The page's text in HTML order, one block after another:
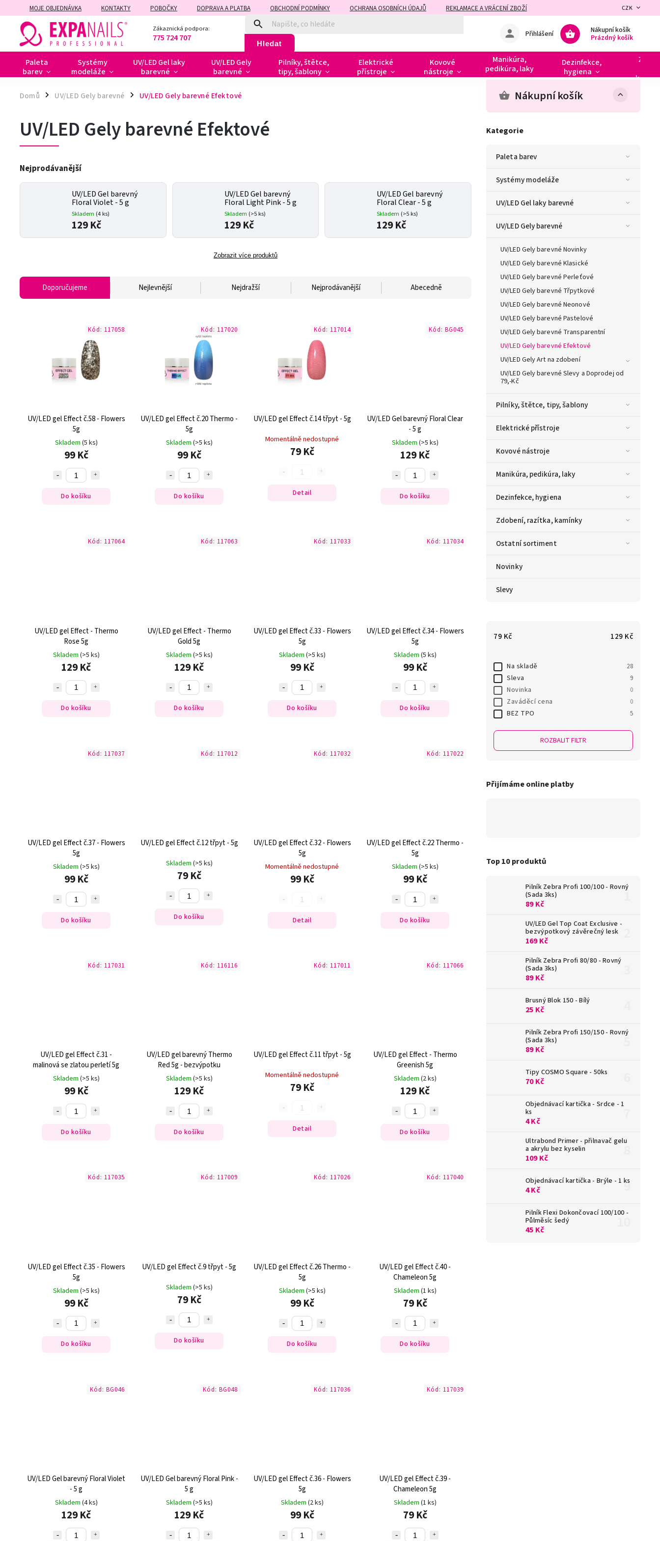
MOJE OBJEDNÁVKA KONTAKTY POBOČKY DOPRAVA A PLATBA OBCHODNÍ PODMÍNKY OCHRANA OSOBNÍCH ÚDAJŮ
REKLAMACE A VRÁCENÍ ZBOŽÍ
ZÁRUČNÍ A POZÁRUČNÍ OPRAVY
CZK
Zákaznická podpora:
775 724 707 Hledat
Nákupní košík
Prázdný košík
Přihlášení
Paleta
barev
Systémy
modeláže
UV/LED Gel laky
barevné
UV/LED Gely
barevné
Pilníky, štětce,
tipy, šablony
Elektrické
přístroje
Kovové
nástroje
Manikúra,
pedikúra, laky
Dezinfekce,
hygiena
Domů / UV/LED Gely barevné / UV/LED Gely barevné Efektové Nákupní košík
Kategorie
Paleta barev
Systémy modeláže
UV/LED Gel laky barevné
UV/LED Gely barevné
UV/LED Gely barevné Novinky
UV/LED Gely barevné Klasické
UV/LED Gely barevné Perleťové
UV/LED Gely barevné Třpytkové
UV/LED Gely barevné Neonové
UV/LED Gely barevné Pastelové
UV/LED Gely barevné Transparentní
UV/LED Gely barevné Efektové
UV/LED Gely Art na zdobení
UV/LED Gely barevné Slevy a Doprodej od
79,-Kč
Pilníky, štětce, tipy, šablony
Elektrické přístroje
Kovové nástroje
Manikúra, pedikúra, laky
Dezinfekce, hygiena
Zdobení, razítka, kamínky
Ostatní sortiment
Novinky
Slevy
79 Kč 129 Kč
Na skladě 28
Sleva 9
Novinka 0
Zaváděcí cena 0
BEZ TPO 5
ROZBALIT FILTR
Přijímáme online platby
Top 10 produktů
Pilník Zebra Profi 100/100 - Rovný
(Sada 3ks)
89 Kč
UV/LED Gel Top Coat Exclusive -
bezvýpotkový závěrečný lesk
169 Kč
Pilník Zebra Profi 80/80 - Rovný
(Sada 3ks)
89 Kč
Brusný Blok 150 - Bílý
25 Kč
Pilník Zebra Profi 150/150 - Rovný
(Sada 3ks)
89 Kč
Tipy COSMO Square - 50ks
70 Kč
Objednávací kartička - Srdce - 1
ks
4 Kč
Ultrabond Primer - přilnavač gelu
a akrylu bez kyselin
109 Kč
Objednávací kartička - Brýle - 1 ks
4 Kč
Pilník Flexi Dokončovací 100/100 -
Půlměsíc šedý
45 Kč
UV/LED Gely barevné Efektové
Nejprodávanější
UV/LED Gel barevný
Floral Violet - 5 g
Skladem (4 ks)
129 Kč
UV/LED Gel barevný
Floral Light Pink - 5 g
Skladem (>5 ks)
129 Kč
UV/LED Gel barevný
Floral Clear - 5 g
Skladem (>5 ks)
129 Kč
Zobrazit více produktů
Doporučujeme Nejlevnější Nejdražší Nejprodávanější Abecedně
UV/LED gel Effect č.58 - Flowers
5g
Skladem (5 ks)
99 Kč
Do košíku
Kód: 117058
UV/LED gel Effect č.20 Thermo -
5g
Skladem (>5 ks)
99 Kč
Do košíku
Kód: 117020
UV/LED gel Effect č.14 třpyt - 5g
Momentálně nedostupné
79 Kč
Detail
Kód: 117014
UV/LED Gel barevný Floral Clear
- 5 g
Skladem (>5 ks)
129 Kč
Do košíku
Kód: BG045
UV/LED gel Effect - Thermo
Rose 5g
Skladem (>5 ks)
129 Kč
Do košíku
Kód: 117064
UV/LED gel Effect - Thermo
Gold 5g
Skladem (>5 ks)
129 Kč
Do košíku
Kód: 117063
UV/LED gel Effect č.33 - Flowers
5g
Skladem (>5 ks)
99 Kč
Do košíku
Kód: 117033
UV/LED gel Effect č.34 - Flowers
5g
Skladem (5 ks)
99 Kč
Do košíku
Kód: 117034
UV/LED gel Effect č.37 - Flowers
5g
Skladem (>5 ks)
99 Kč
Do košíku
Kód: 117037
UV/LED gel Effect č.12 třpyt - 5g
Skladem (>5 ks)
79 Kč
Do košíku
Kód: 117012
UV/LED gel Effect č.32 - Flowers
5g
Momentálně nedostupné
99 Kč
Detail
Kód: 117032
UV/LED gel Effect č.22 Thermo -
5g
Skladem (>5 ks)
99 Kč
Do košíku
Kód: 117022
UV/LED gel Effect č.31 -
malinová se zlatou perletí 5g
Skladem (>5 ks)
99 Kč
Do košíku
Kód: 117031
UV/LED gel barevný Thermo
Red 5g - bezvýpotku
Skladem (>5 ks)
129 Kč
Do košíku
Kód: 116116
UV/LED gel Effect č.11 třpyt - 5g
Momentálně nedostupné
79 Kč
Detail
Kód: 117011
UV/LED gel Effect - Thermo
Greenish 5g
Skladem (2 ks)
129 Kč
Do košíku
Kód: 117066
UV/LED gel Effect č.35 - Flowers
5g
Skladem (>5 ks)
99 Kč
Do košíku
Kód: 117035
UV/LED gel Effect č.9 třpyt - 5g
Skladem (>5 ks)
79 Kč
Do košíku
Kód: 117009
UV/LED gel Effect č.26 Thermo -
5g
Skladem (>5 ks)
99 Kč
Do košíku
Kód: 117026
UV/LED gel Effect č.40 -
Chameleon 5g
Skladem (1 ks)
79 Kč
Do košíku
Kód: 117040
UV/LED Gel barevný Floral Violet
- 5 g
Skladem (4 ks)
129 Kč
Kód: BG046
UV/LED Gel barevný Floral Pink -
5 g
Skladem (>5 ks)
129 Kč
Kód: BG048
UV/LED gel Effect č.36 - Flowers
5g
Skladem (2 ks)
99 Kč
Kód: 117036
UV/LED gel Effect č.39 -
Chameleon 5g
Skladem (1 ks)
79 Kč
Kód: 117039